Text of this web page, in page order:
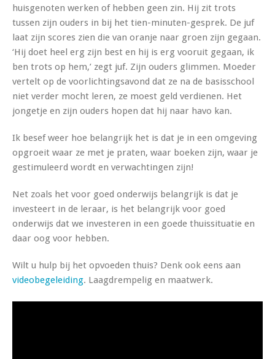
huisgenoten werken of hebben geen zin. Hij zit trots
tussen zijn ouders in bij het tien-minuten-gesprek. De juf
laat zijn scores zien die van oranje naar groen zijn gegaan.
‘Hij doet heel erg zijn best en hij is erg vooruit gegaan, ik
ben trots op hem,’ zegt juf. Zijn ouders glimmen. Moeder
vertelt op de voorlichtingsavond dat ze na de basisschool
niet verder mocht leren, ze moest geld verdienen. Het
jongetje en zijn ouders hopen dat hij naar havo kan.
Ik besef weer hoe belangrijk het is dat je in een omgeving
opgroeit waar ze met je praten, waar boeken zijn, waar je
gestimuleerd wordt en verwachtingen zijn!
Net zoals het voor goed onderwijs belangrijk is dat je
investeert in de leraar, is het belangrijk voor goed
onderwijs dat we investeren in een goede thuissituatie en
daar oog voor hebben.
Wilt u hulp bij het opvoeden thuis? Denk ook eens aan
videobegeleiding. Laagdrempelig en maatwerk.